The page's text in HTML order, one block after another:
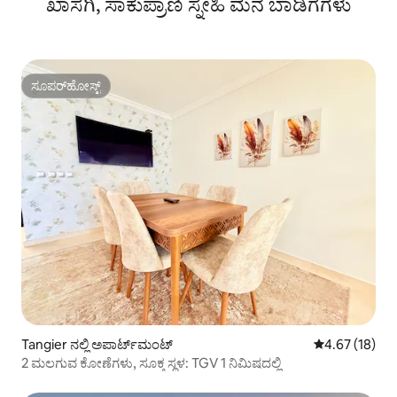
ಸೂಪರ್‌ಹೋಸ್ಟ್
ಸೂಪರ್‌ಹೋಸ್ಟ್
Tangier ನಲ್ಲಿ ಅಪಾರ್ಟ್‌ಮಂಟ್ 5 ರಲ್ಲಿ 4.67
4.67 (18)
2 ಮಲಗುವ ಕೋಣೆಗಳು, ಸೂಕ್ತ ಸ್ಥಳ: TGV 1 ನಿಮಿಷದಲ್ಲಿ